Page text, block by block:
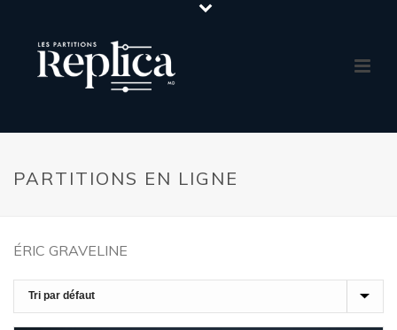
PARTITIONS EN LIGNE
ÉRIC GRAVELINE